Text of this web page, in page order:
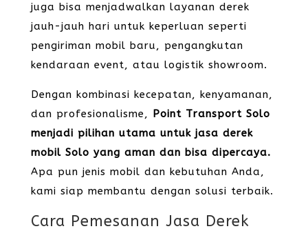
juga bisa menjadwalkan layanan derek
jauh-jauh hari untuk keperluan seperti
pengiriman mobil baru, pengangkutan
kendaraan event, atau logistik showroom.
Dengan kombinasi kecepatan, kenyamanan,
dan profesionalisme, Point Transport Solo
menjadi pilihan utama untuk jasa derek
mobil Solo yang aman dan bisa dipercaya.
Apa pun jenis mobil dan kebutuhan Anda,
kami siap membantu dengan solusi terbaik.
Cara Pemesanan Jasa Derek